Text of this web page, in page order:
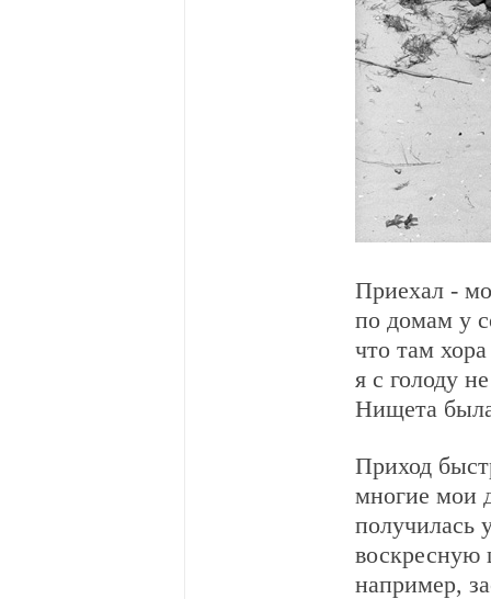
Приехал -
по домам у
что там
я с голоду
Нищета
Приход
многие мои
получилась
воскресную
например,